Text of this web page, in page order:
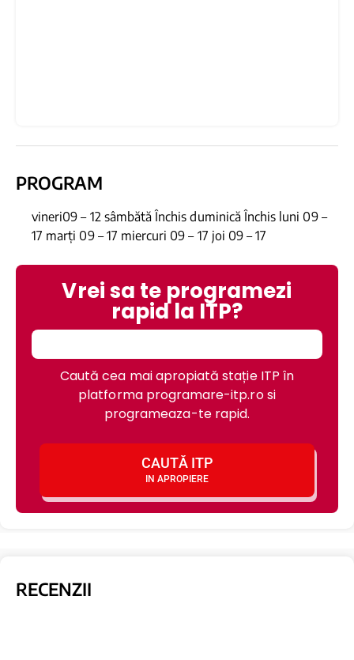
PROGRAM
vineri09 – 12 sâmbătă Închis duminică Închis luni 09 –
17 marți 09 – 17 miercuri 09 – 17 joi 09 – 17
Vrei sa te programezi
rapid la ITP?
Caută cea mai apropiată stație ITP în
platforma programare-itp.ro si
programeaza-te rapid.
CAUTĂ ITP
IN APROPIERE
RECENZII